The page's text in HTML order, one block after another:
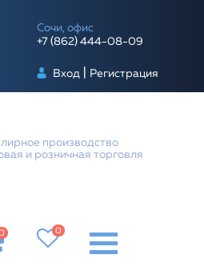
Сочи, офис
+7 (862) 444-08-09
Вход Регистрация
производство
и розничная торговля